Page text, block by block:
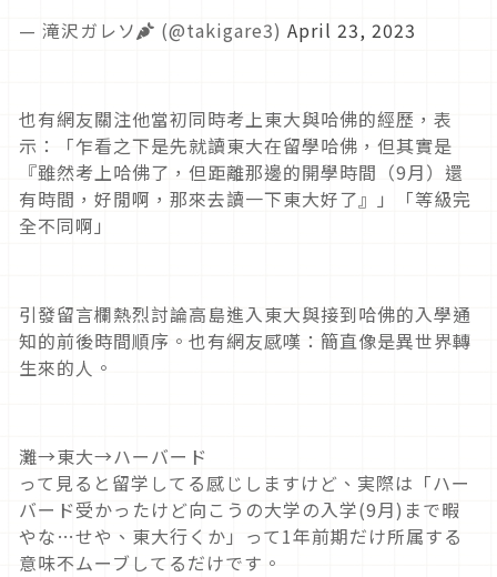
— 滝沢ガレソ🥕 (@takigare3) April 23, 2023
也有網友關注他當初同時考上東大與哈佛的經歷，表
示：「乍看之下是先就讀東大在留學哈佛，但其實是
『雖然考上哈佛了，但距離那邊的開學時間（9月）還
有時間，好閒啊，那來去讀一下東大好了』」「等級完
全不同啊」
引發留言欄熱烈討論高島進入東大與接到哈佛的入學通
知的前後時間順序。也有網友感嘆：簡直像是異世界轉
生來的人。
灘→東大→ハーバード
って見ると留学してる感じしますけど、実際は「ハー
バード受かったけど向こうの大学の入学(9月)まで暇
やな…せや、東大行くか」って1年前期だけ所属する
意味不ムーブしてるだけです。